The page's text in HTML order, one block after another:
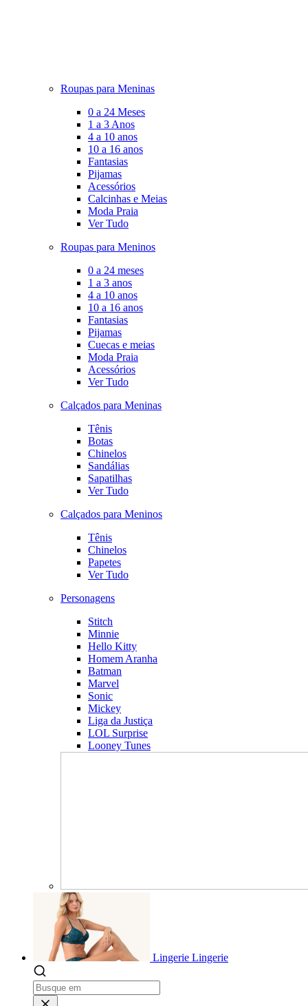
Roupas para Meninas
0 a 24 Meses
1 a 3 Anos
4 a 10 anos
10 a 16 anos
Fantasias
Pijamas
Acessórios
Calcinhas e Meias
Moda Praia
Ver Tudo
Roupas para Meninos
0 a 24 meses
1 a 3 anos
4 a 10 anos
10 a 16 anos
Fantasias
Pijamas
Cuecas e meias
Moda Praia
Acessórios
Ver Tudo
Calçados para Meninas
Tênis
Botas
Chinelos
Sandálias
Sapatilhas
Ver Tudo
Calçados para Meninos
Tênis
Chinelos
Papetes
Ver Tudo
Personagens
Stitch
Minnie
Hello Kitty
Homem Aranha
Batman
Marvel
Sonic
Mickey
Liga da Justiça
LOL Surprise
Looney Tunes
Lingerie Lingerie